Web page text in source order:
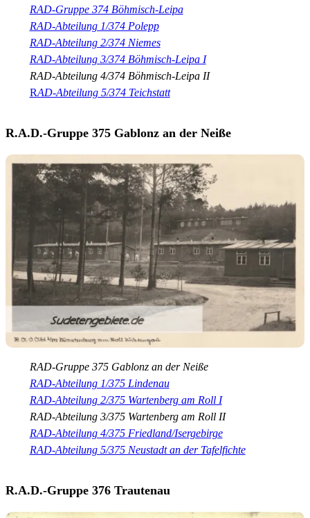
RAD-Gruppe 374 Böhmisch-Leipa
RAD-Abteilung 1/374 Polepp
RAD-Abteilung 2/374 Niemes
RAD-Abteilung 3/374 Böhmisch-Leipa I
RAD-Abteilung 4/374 Böhmisch-Leipa II
RAD-Abteilung 5/374 Teichstatt
R.A.D.-Gruppe 375 Gablonz an der Neiße
RAD-Gruppe 375 Gablonz an der Neiße
RAD-Abteilung 1/375 Lindenau
RAD-Abteilung 2/375 Wartenberg am Roll I
RAD-Abteilung 3/375 Wartenberg am Roll II
RAD-Abteilung 4/375 Friedland/Isergebirge
RAD-Abteilung 5/375 Neustadt an der Tafelfichte
R.A.D.-Gruppe 376 Trautenau